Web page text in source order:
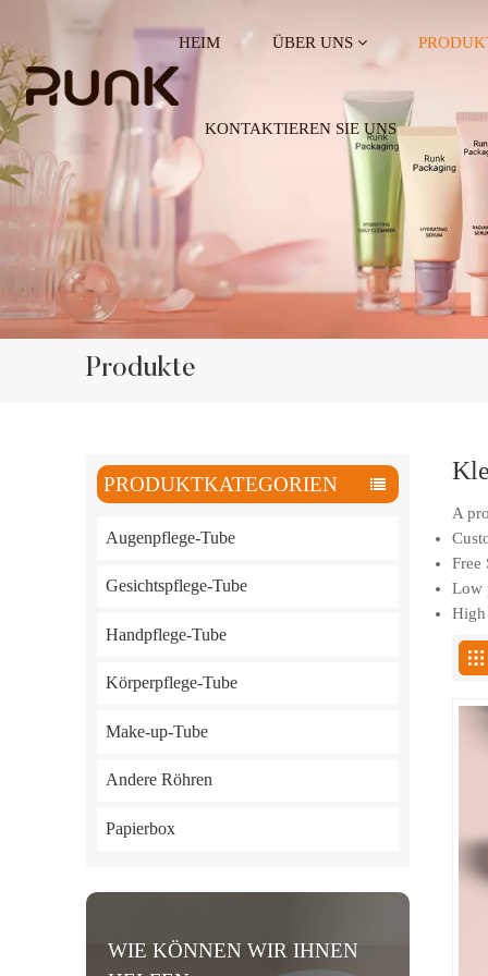
HEIM ÜBER UNS
KONTAKTIEREN SIE UNS
Produkte
PRODUKTKATEGORIEN
Augenpflege-Tube
Gesichtspflege-Tube
Handpflege-Tube
Körperpflege-Tube
Make-up-Tube
Andere Röhren
Papierbox
WIE KÖNNEN WIR IHNEN
A
Free
Low
High